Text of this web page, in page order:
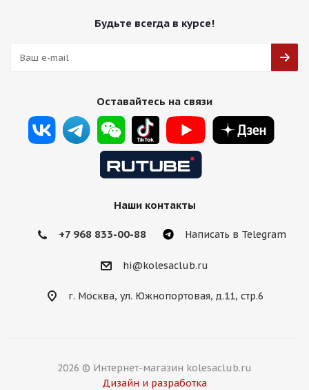
Будьте всегда в курсе!
Оставайтесь на связи
Наши контакты
+7 968 833-00-88 Написать в Telegram
hi@kolesaclub.ru
г. Москва, ул. Южнопортовая, д.11, стр.6
2026 © Интернет-магазин kolesaclub.ru
Дизайн и разработка